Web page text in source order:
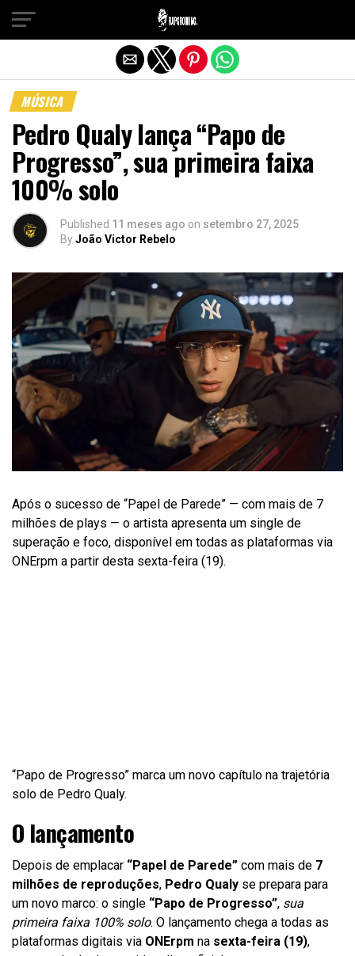
MÚSICA
Pedro Qualy lança “Papo de
Progresso”, sua primeira faixa
100% solo
Published 11 meses ago on setembro 27, 2025
ByJoão Victor Rebelo
Após o sucesso de “Papel de Parede” — com mais de 7
milhões de plays — o artista apresenta um single de
superação e foco, disponível em todas as plataformas via
ONErpm a partir desta sexta-feira (19).
“Papo de Progresso” marca um novo capítulo na trajetória
solo de Pedro Qualy.
O lançamento
Depois de emplacar “Papel de Parede” com mais de 7
milhões de reproduções, Pedro Qualy se prepara para
um novo marco: o single “Papo de Progresso”, sua
primeira faixa 100% solo. O lançamento chega a todas as
plataformas digitais via ONErpm na sexta-feira (19),
Sair da versão mobile